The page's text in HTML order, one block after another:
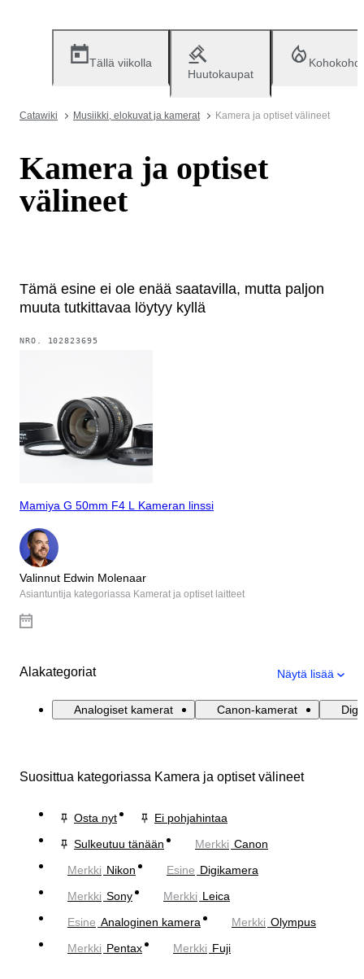
Tällä viikolla
Huutokaupat
Catawiki Musiikki, elokuvat ja kamerat Kamera ja optiset välineet
Kamera ja optiset
välineet
Tämä esine ei ole enää saatavilla, mutta paljon
muuta tutkittavaa löytyy kyllä
NRO. 102823695
Mamiya G 50mm F4 L Kameran linssi
Valinnut Edwin Molenaar
Asiantuntija kategoriassa Kamerat ja optiset laitteet
Alakategoriat Näytä lisää
Analogiset kamerat Canon-kamerat
Suosittua kategoriassa Kamera ja optiset välineet
Osta nyt
Ei pohjahintaa
Sulkeutuu tänään
Merkki Canon
Merkki Nikon Esine Digikamera
Merkki Sony Merkki Leica
Esine Analoginen kamera Merkki Olympus
Merkki Pentax Merkki Fuji